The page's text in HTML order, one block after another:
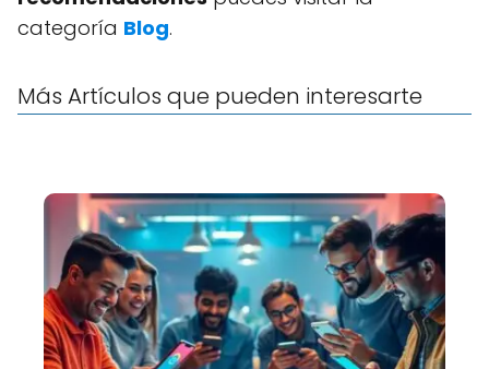
categoría Blog.
Más Artículos que pueden interesarte